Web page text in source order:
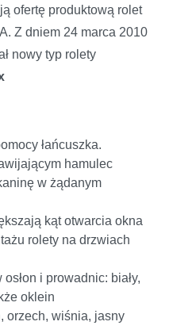
ofertę produktową rolet
Z dniem 24 marca 2010
nowy typ rolety
łańcuszka.
hamulec
w żądanym
kąt otwarcia okna
rolety na drzwiach
i prowadnic: biały,
oklein
orzech, wiśnia, jasny